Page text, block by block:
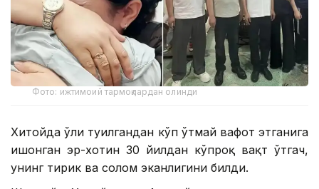
Фото: ижтимоий тармоқлардан олинди
Хитойда ўғли туғилгандан кўп ўтмай вафот этганига
ишонган эр-хотин 30 йилдан кўпроқ вақт ўтгач,
унинг тирик ва соғлом эканлигини билди.